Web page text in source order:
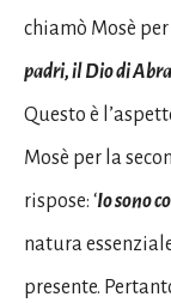
chiamò Mosè
padri, il Dio di
Questo è
Mosè per la
rispose: ‘Io sono
natura
presente.